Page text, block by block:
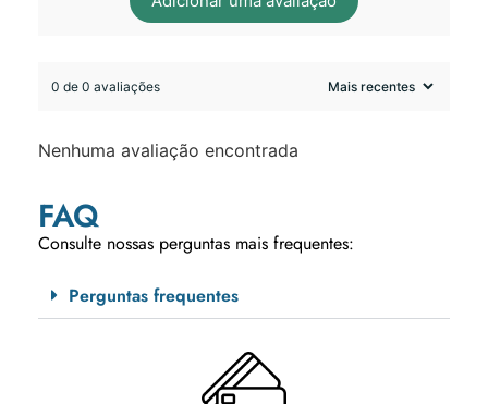
0 de 0 avaliações
Nenhuma avaliação encontrada
FAQ
Consulte nossas perguntas mais frequentes:
Perguntas frequentes